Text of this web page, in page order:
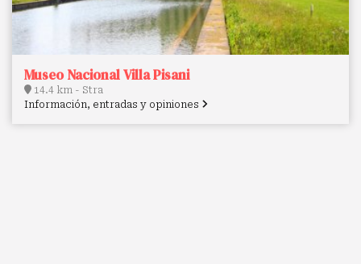
Museo Nacional Villa Pisani
14.4 km - Stra
Información, entradas y opiniones